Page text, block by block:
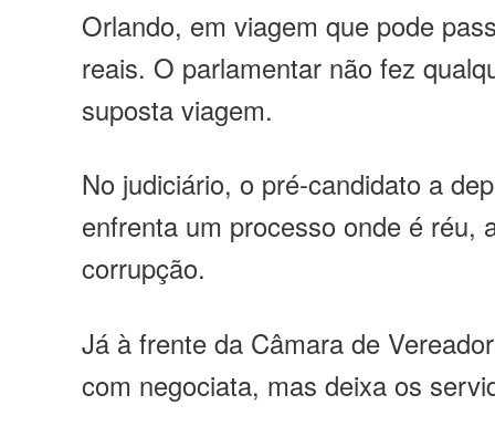
Orlando, em viagem que pode
reais. O parlamentar não fez
suposta viagem.
No judiciário, o pré-candidato a
enfrenta um processo onde é réu,
corrupção.
Já à frente da Câmara de
com negociata, mas deixa os